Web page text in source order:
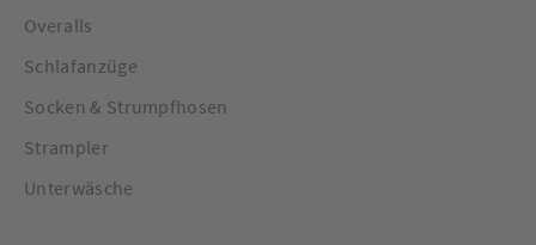
Overalls
Schlafanzüge
Socken & Strumpfhosen
Strampler
Unterwäsche